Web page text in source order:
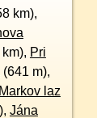
km),
Pri
(641 m),
Markov laz
Jána